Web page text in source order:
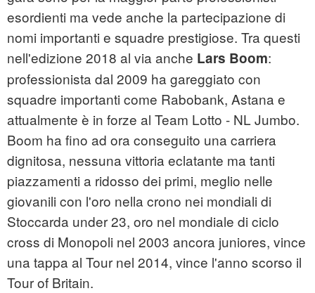
esordienti ma vede anche la partecipazione di
nomi importanti e squadre prestigiose. Tra questi
nell'edizione 2018 al via anche Lars Boom:
professionista dal 2009 ha gareggiato con
squadre importanti come Rabobank, Astana e
attualmente è in forze al Team Lotto - NL Jumbo.
Boom ha fino ad ora conseguito una carriera
dignitosa, nessuna vittoria eclatante ma tanti
piazzamenti a ridosso dei primi, meglio nelle
giovanili con l'oro nella crono nei mondiali di
Stoccarda under 23, oro nel mondiale di ciclo
cross di Monopoli nel 2003 ancora juniores, vince
una tappa al Tour nel 2014, vince l'anno scorso il
Tour of Britain.